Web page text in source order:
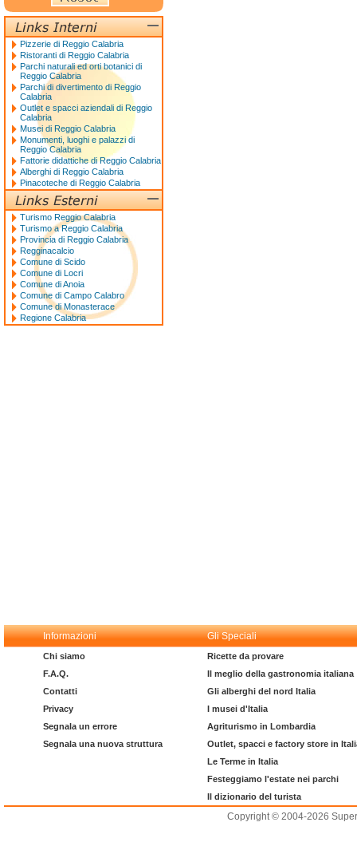
Pizzerie di Reggio Calabria
Ristoranti di Reggio Calabria
Parchi naturali ed orti botanici di
Reggio Calabria
Parchi di divertimento di Reggio
Calabria
Outlet e spacci aziendali di Reggio
Calabria
Musei di Reggio Calabria
Monumenti, luoghi e palazzi di
Reggio Calabria
Fattorie didattiche di Reggio Calabria
Alberghi di Reggio Calabria
Pinacoteche di Reggio Calabria
Turismo Reggio Calabria
Turismo a Reggio Calabria
Provincia di Reggio Calabria
Regginacalcio
Comune di Scido
Comune di Locri
Comune di Anoia
Comune di Campo Calabro
Comune di Monasterace
Regione Calabria
Informazioni Gli Speciali
Chi siamo
F.A.Q.
Contatti
Privacy
Segnala un errore
Segnala una nuova struttura
Ricette da provare
Il meglio della gastronomia italiana
Gli alberghi del nord Italia
I musei d'Italia
Agriturismo in Lombardia
Outlet, spacci e factory store in
Le Terme in Italia
Festeggiamo l'estate nei parchi
Il dizionario del turista
Copyright © 2004-2026